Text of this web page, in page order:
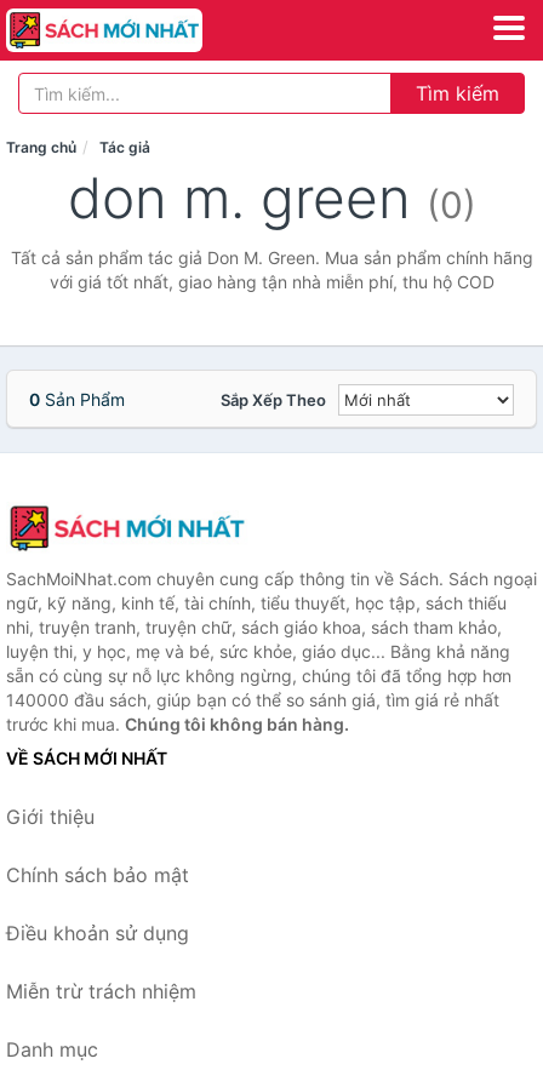
Tìm kiếm
Trang chủ Tác giả
don m. green (0)
Tất cả sản phẩm tác giả Don M. Green. Mua sản phẩm chính hãng
với giá tốt nhất, giao hàng tận nhà miễn phí, thu hộ COD
0 Sản Phẩm Sắp Xếp Theo
SachMoiNhat.com chuyên cung cấp thông tin về Sách. Sách ngoại
ngữ, kỹ năng, kinh tế, tài chính, tiểu thuyết, học tập, sách thiếu
nhi, truyện tranh, truyện chữ, sách giáo khoa, sách tham khảo,
luyện thi, y học, mẹ và bé, sức khỏe, giáo dục... Bằng khả năng
sẵn có cùng sự nỗ lực không ngừng, chúng tôi đã tổng hợp hơn
140000 đầu sách, giúp bạn có thể so sánh giá, tìm giá rẻ nhất
trước khi mua. Chúng tôi không bán hàng.
VỀ SÁCH MỚI NHẤT
Giới thiệu
Chính sách bảo mật
Điều khoản sử dụng
Miễn trừ trách nhiệm
Danh mục